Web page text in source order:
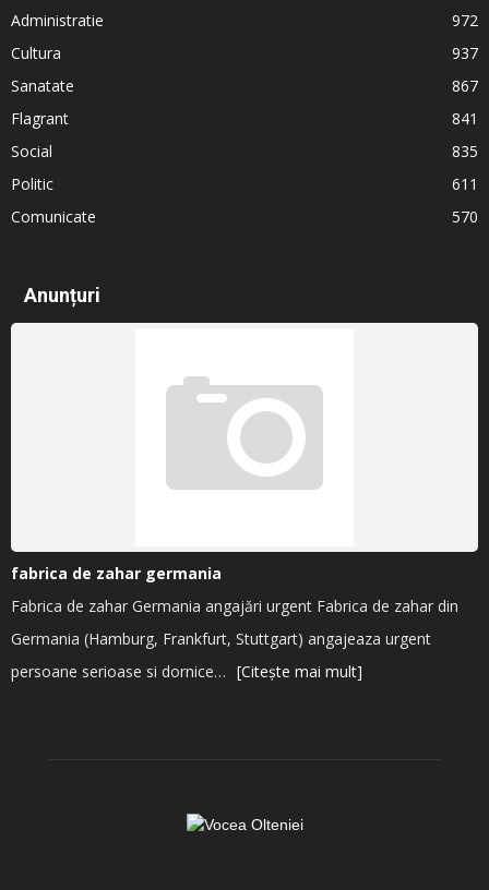
Administratie
972
Cultura
937
Sanatate
867
Flagrant
841
Social
835
Politic
611
Comunicate
570
Anunțuri
fabrica de zahar germania
Fabrica de zahar Germania angajări urgent Fabrica de zahar din
Germania (Hamburg, Frankfurt, Stuttgart) angajeaza urgent
persoane serioase si dornice… [Citește mai mult]